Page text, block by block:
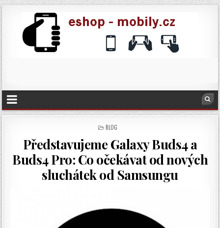
POSTED
BLOG
Představujeme Galaxy Buds4 a
Buds4 Pro: Co očekávat od nových
sluchátek od Samsungu